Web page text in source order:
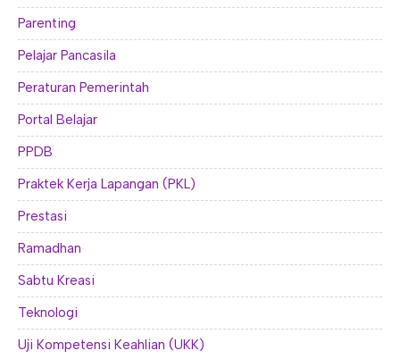
Parenting
Pelajar Pancasila
Peraturan Pemerintah
Portal Belajar
PPDB
Praktek Kerja Lapangan (PKL)
Prestasi
Ramadhan
Sabtu Kreasi
Teknologi
Uji Kompetensi Keahlian (UKK)